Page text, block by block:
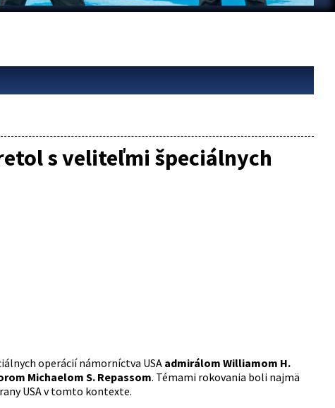
s veliteľmi špeciálnych
operácií námorníctva USA admirálom Williamom H.
Michaelom S. Repassom. Témami rokovania boli najmä
USA v tomto kontexte.